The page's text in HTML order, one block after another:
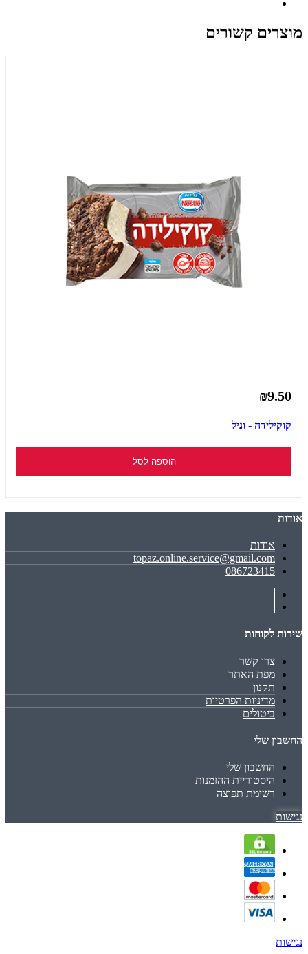
מוצרים קשורים
₪9.50
קוקילידה - וניל
הוספה לסל
אודות
אודות
topaz.online.service@gmail.com
086723415
שירות לקוחות
צרו קשר
מפת האתר
תקנון
מדיניות הפרטיות
ביטולים
החשבון שלי
החשבון שלי
היסטוריית ההזמנות
רשימת תפוצה
נגישות
נגישות